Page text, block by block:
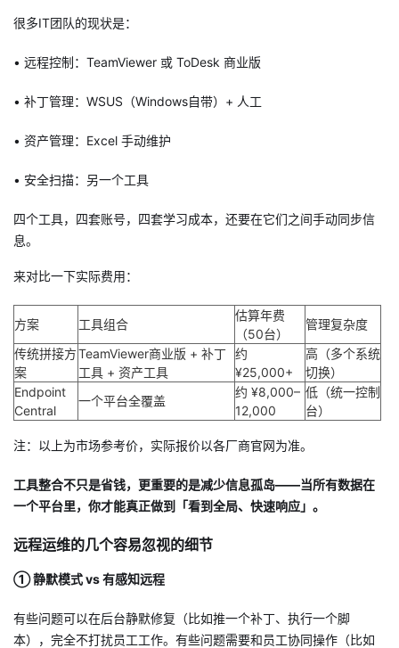
很多IT团队的现状是：
• 远程控制：TeamViewer 或 ToDesk 商业版
• 补丁管理：WSUS（Windows自带）+ 人工
• 资产管理：Excel 手动维护
• 安全扫描：另一个工具
四个工具，四套账号，四套学习成本，还要在它们之间手动同步信
息。
来对比一下实际费用：
方案 工具组合
估算年费
（50台）
管理复杂度
传统拼接方
案
TeamViewer商业版 + 补丁
工具 + 资产工具
约
¥25,000+
高（多个系统
切换）
Endpoint
Central
一个平台全覆盖
约 ¥8,000–
12,000
低（统一控制
台）
注：以上为市场参考价，实际报价以各厂商官网为准。
工具整合不只是省钱，更重要的是减少信息孤岛——当所有数据在
一个平台里，你才能真正做到「看到全局、快速响应」。
远程运维的几个容易忽视的细节
① 静默模式 vs 有感知远程
有些问题可以在后台静默修复（比如推一个补丁、执行一个脚
本），完全不打扰员工工作。有些问题需要和员工协同操作（比如